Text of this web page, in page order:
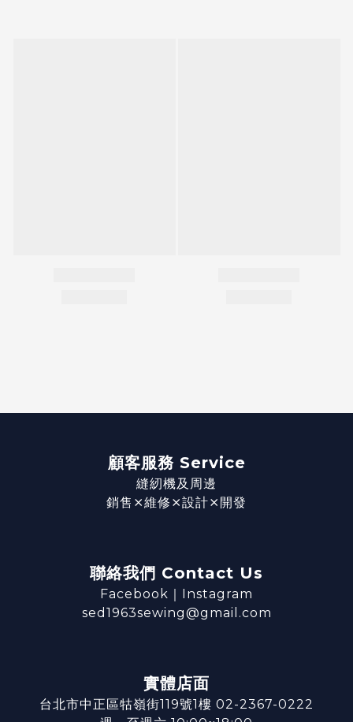
顧客服務 Service
縫紉機及周邊
銷售⨯維修⨯設計⨯開發
聯絡我們 Contact Us
Facebook ｜ Instagram
sed1963sewing@gmail.com
實體店面
台北市中正區牯嶺街119號1樓 02-2367-0222